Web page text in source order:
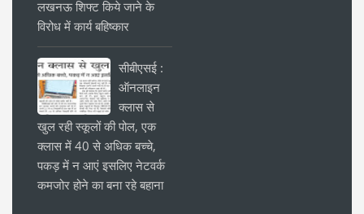
लखनऊ शिफ्ट किये जाने के
विरोध में कार्य बहिष्कार
सीबीएसई :
ऑनलाइन
क्लास से
खुल रही स्कूलों की पोल, एक
क्लास में 40 से अधिक बच्चे,
पकड़ में न आएं इसलिए नेटवर्क
कमजोर होने का बना रहे बहाना